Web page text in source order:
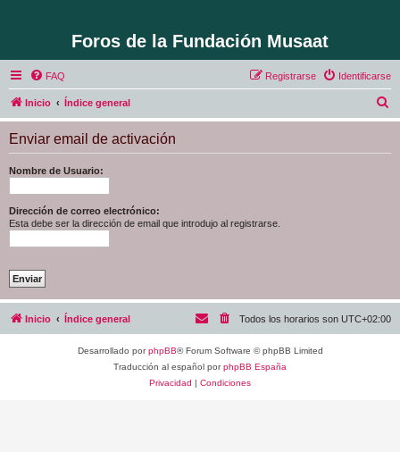
Foros de la Fundación Musaat
FAQ Identificarse
Registrarse
Inicio Índice general
u
Enviar email de activación
Nombre de Usuario:
Dirección de correo electrónico:
Esta debe ser la dirección de email que introdujo al registrarse.
Inicio Índice general Todos los horarios son UTC+02:00
Desarrollado porphpBB® Forum Software © phpBB Limited
Traducción al español porphpBB España
Privacidad | Condiciones